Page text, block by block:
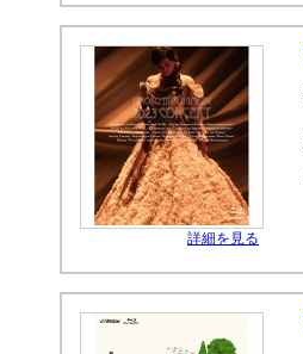
詳細を見る